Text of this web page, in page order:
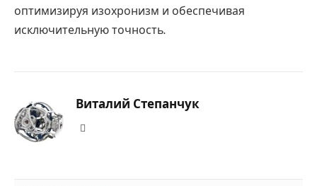
оптимизируя изохронизм и обеспечивая
исключительную точность.
Виталий Степанчук